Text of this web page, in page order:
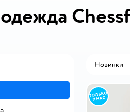
Новинки